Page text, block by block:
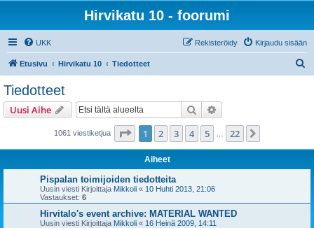
Hirvikatu 10 - foorumi
UKK Kirjaudu sisään
Rekisteröidy
Etusivu Hirvikatu 10 Tiedotteet
Tiedotteet
Uusi Aihe Etsi
1061 viestiketjua Sivu /22
1 2 3 4 5 22
Aiheet
Pispalan toimijoiden tiedotteita
Uusin viesti Kirjoittaja Mikkoli « 10 Huhti 2013, 21:06
Vastaukset: 6
Hirvitalo's event archive: MATERIAL WANTED
Uusin viesti Kirjoittaja Mikkoli « 16 Heinä 2009, 14:11